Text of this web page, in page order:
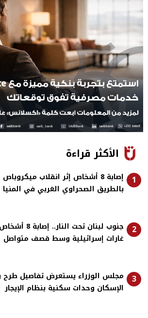
الأكثر قراءة
1
إصابة 8 أشخاص إثر انقلاب ميكروباص
بالطريق الصحراوي الغربي في المنيا
2
جنوب لبنان تحت
غارات إسرائيلية وسط قصف متواصل
3
مجلس الوزراء يستعرض تفاصيل طرح
الإسكان وحدات سكنية بنظام الإيجار